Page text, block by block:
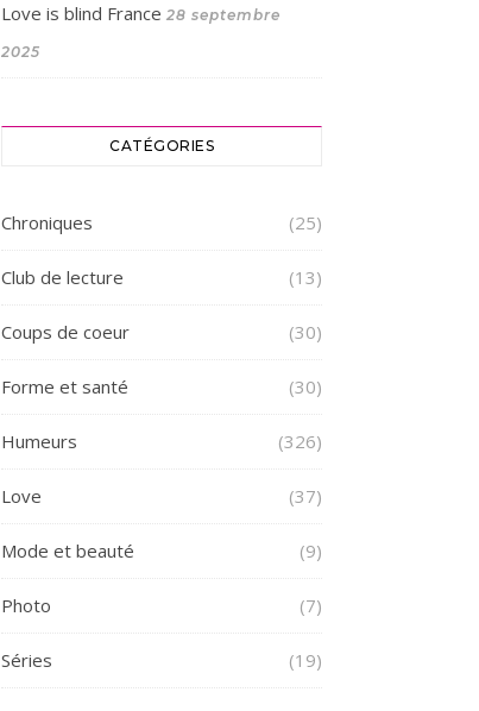
Love is blind France 28 septembre
2025
CATÉGORIES
Chroniques (25)
Club de lecture (13)
Coups de coeur (30)
Forme et santé (30)
Humeurs (326)
Love (37)
Mode et beauté (9)
Photo (7)
Séries (19)